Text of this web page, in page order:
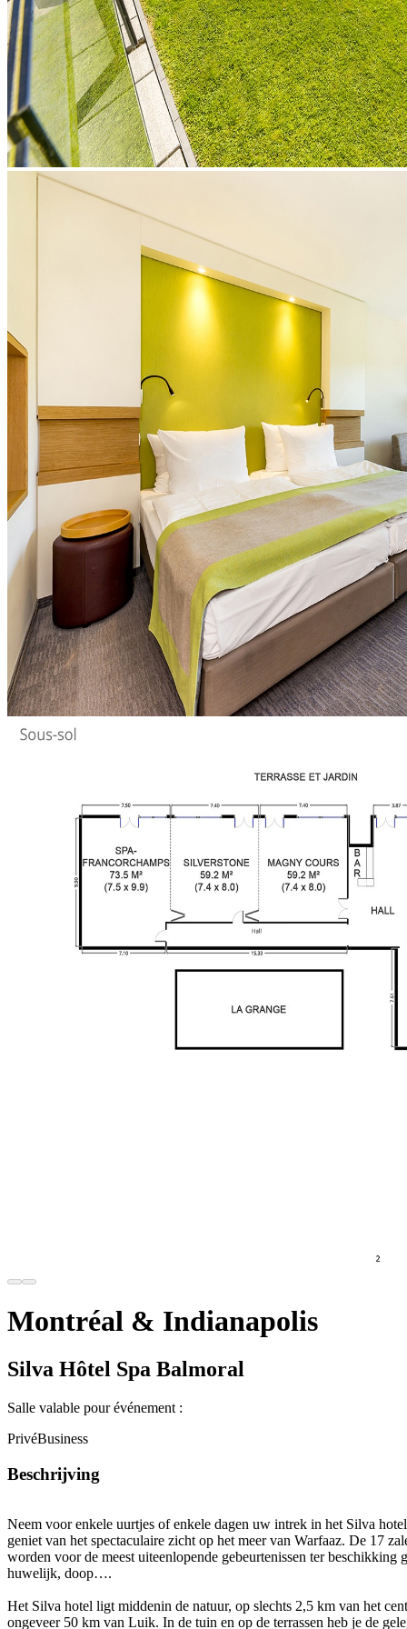
Montréal & Indianapolis
Silva Hôtel Spa Balmoral
Salle valable pour événement :
PrivéBusiness
Beschrijving
Neem voor enkele uurtjes of enkele dagen uw intrek in het Silva
geniet van het spectaculaire zicht op het meer van Warfaaz. De 17
worden voor de meest uiteenlopende gebeurtenissen ter beschikking
huwelijk, doop….
Het Silva hotel ligt middenin de natuur, op slechts 2,5 km van het
ongeveer 50 km van Luik. In de tuin en op de terrassen heb je de